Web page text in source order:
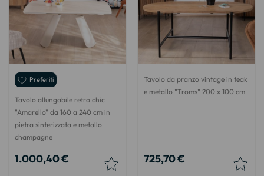
Preferiti
Tavolo allungabile retro chic
"Amarello" da 160 a 240 cm in
pietra sinterizzata e metallo
champagne
1.000,40 €
Tavolo da pranzo vintage in teak
e metallo "Troms" 200 x 100 cm
725,70 €